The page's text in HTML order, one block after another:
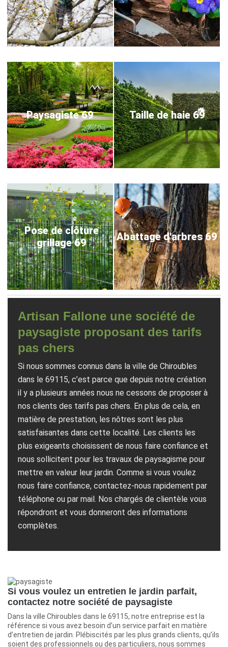
Paysagiste 69 Taille de haie 69
Pose de clôture
grillage 69
Abattage d'arbres 69
Artisan Fallone une société de
paysagiste proposant des tarifs
pas chers
Si nous sommes connus dans la ville de Chiroubles
dans le 69115, c’est parce que depuis notre création
il y a plusieurs années nous ne cessons de proposer à
nos clients des tarifs pas chers. En plus de cela, en
matière de prestation, les nôtres sont les plus
satisfaisantes dans cette localité. Les clients les
plus exigeants choisissent de nous faire confiance et
nous sollicitent pour les travaux de paysagisme pour
mettre en valeur leur jardin. Comme si vous voulez
nous faire confiance, contactez-nous rapidement par
téléphone ou par mail. Nos chargés de clientèle vous
répondront et vous donneront des informations
complètes.
Si vous voulez un entretien le jardin parfait,
contactez notre société de paysagiste
Dans la ville Chiroubles dans le 69115, notre entreprise est la
référence si vous avez besoin d’un service parfait en matière
d’entretien de jardin. Plébiscités par les plus grands clients, qu’ils
soient des professionnels ou des particuliers, nous sommes